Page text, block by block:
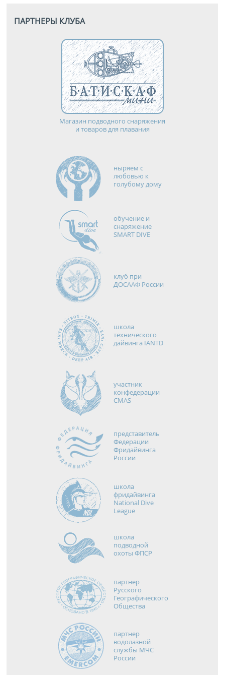
ПАРТНЕРЫ КЛУБА
Магазин подводного снаряжения
и товаров для плавания
ныряем с
любовью к
голубому дому
обучение и
снаряжение
SMART DIVE
клуб при
ДОСААФ России
школа
технического
дайвинга IANTD
участник
конфедерации
CMAS
представитель
Федерации
Фридайвинга
России
школа
фридайвинга
National Dive
League
школа
подводной
охоты ФПСР
партнер
Русского
Географического
Общества
партнер
водолазной
службы МЧС
России